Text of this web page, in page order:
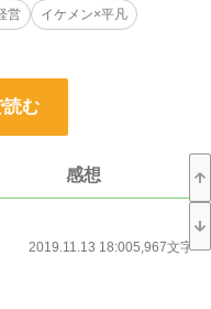
います😊
営
イケメン×平凡
読む
感想
2019.11.13 18:005,967文字